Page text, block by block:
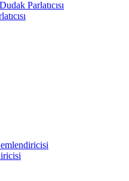
Parlatıcısı